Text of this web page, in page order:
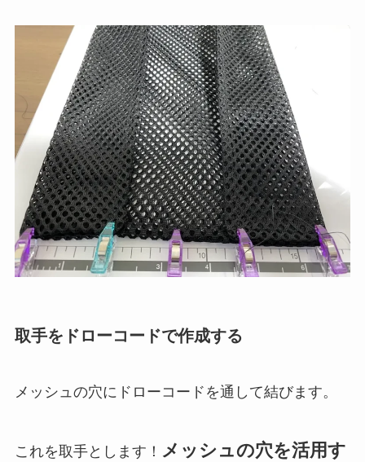
取手をドローコードで作成する
メッシュの穴にドローコードを通して結びます。
これを取手とします！ メッシュの穴を活用す